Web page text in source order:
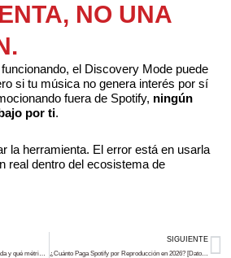
NO UNA
el Discovery Mode puede
si tu música no genera interés por sí
fuera de Spotify, ningún
por ti.
la herramienta. El error está en usarla
real dentro del ecosistema de
SIGUIENTE
¿Cuánto Paga Spotify por Reproducción en 2026? [Datos Reales]